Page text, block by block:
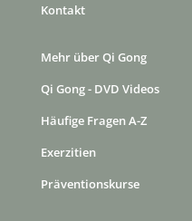
Kontakt
Mehr über Qi Gong
Qi Gong - DVD Videos
Häufige Fragen A-Z
Exerzitien
Präventionskurse